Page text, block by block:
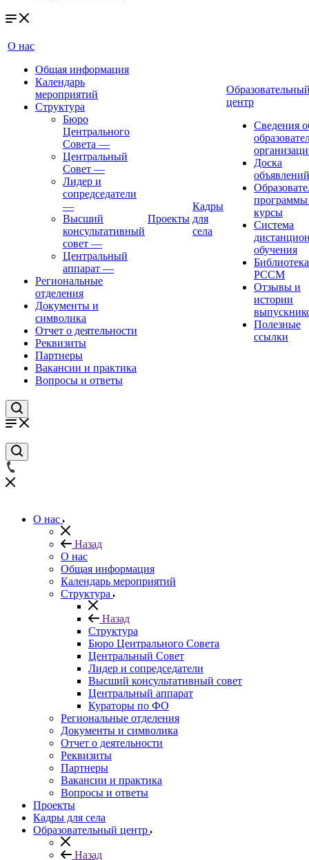
О нас
Общая информация
Календарь
мероприятий
Структура
Бюро
Центрального
Совета —
Центральный
Совет —
Лидер и
сопредседатели
—
Высший
консультативный
совет —
Центральный
аппарат —
Региональные
отделения
Документы и
символика
Отчет о деятельности
Реквизиты
Партнеры
Вакансии и практика
Вопросы и ответы
Проекты
Кадры
для
села
центр
Сведения
Доска
объявлений
курсы
Система
обучения
Библиотека
РССМ
Отзывы и
истории
Полезные
ссылки
О нас
Назад
О нас
Общая информация
Календарь мероприятий
Структура
Назад
Структура
Бюро Центрального Совета
Центральный Совет
Лидер и сопредседатели
Высший консультативный совет
Центральный аппарат
Кураторы по ФО
Региональные отделения
Документы и символика
Отчет о деятельности
Реквизиты
Партнеры
Вакансии и практика
Вопросы и ответы
Проекты
Кадры для села
Образовательный центр
Назад